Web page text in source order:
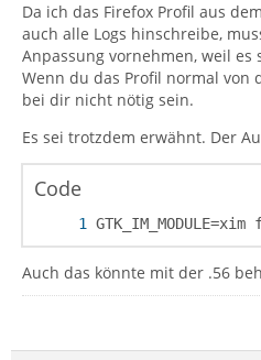
Da ich das Firefox Profil aus
auch alle Logs hinschreibe,
Anpassung vornehmen, weil es
Wenn du das Profil normal von
bei dir nicht nötig sein.
Es sei trotzdem erwähnt. Der
Code
Auch das könnte mit der .56